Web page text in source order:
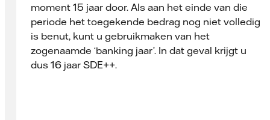
moment 15 jaar door. Als aan het einde van die
periode het toegekende bedrag nog niet volledig
is benut, kunt u gebruikmaken van het
zogenaamde ‘banking jaar’. In dat geval krijgt u
dus 16 jaar SDE++.